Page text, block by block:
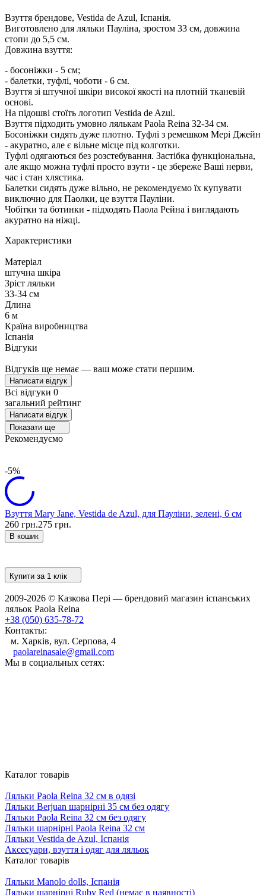
Взуття брендове, Vestida de Azul, Іспанія.
Виготовлено для ляльки Пауліна, зростом 33 см, довжина
стопи до 5,5 см.
Довжина взуття:
- босоніжки - 5 см;
- балетки, туфлі, чоботи - 6 см.
Взуття зі штучної шкіри високої якості на плотній тканевій
основі.
На підошві стоїть логотип Vestida de Azul.
Взуття підходить умовно лялькам Paola Reina 32-34 см.
Босоніжки сидять дуже плотно. Туфлі з ремешком Мері Джейн
- акуратно, але є вільне місце під колготки.
Туфлі одягаються без розстебування. Застібка функціональна,
але якщо можна туфлі просто взути - це збереже Ваші нерви,
час і стан хлястика.
Балетки сидять дуже вільно, не рекомендуємо їх купувати
виключно для Паолки, це взуття Пауліни.
Чобітки та ботинки - підходять Паола Рейна і виглядають
акуратно на ніжці.
Характеристики
Матеріал
штучна шкіра
Зріст ляльки
33-34 см
Длина
6 м
Країна виробництва
Іспанія
Відгуки
Відгуків ще немає — ваш може стати першим.
Написати відгук
Всі відгуки 0
загальний рейтинг
Написати відгук
Показати ще
Рекомендуємо
-5%
Взуття Mary Jane, Vestida de Azul, для Пауліни, зелені, 6 см
260 грн.275 грн.
В кошик
Купити за 1 клiк
2009-2026 © Казкова Пері — брендовий магазин іспанських
ляльок Paola Reina
+38 (050) 635-78-72
Контакты:
м. Харків, вул. Серпова, 4
paolareinasale@gmail.com
Мы в социальных сетях:
Каталог товарів
Ляльки Paola Reina 32 см в одязi
Ляльки Berjuan шарнірні 35 см без одягу
Ляльки Paola Reina 32 см без одягу
Ляльки шарнiрнi Paola Reina 32 см
Ляльки Vestida de Azul, Iспанiя
Аксесуари, взуття і одяг для ляльок
Каталог товарів
Ляльки Manolo dolls, Icпанiя
Ляльки шарнірні Ruby Red (немає в наявності)